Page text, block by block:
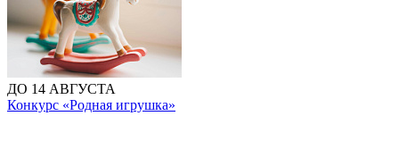
ДО 14 АВГУСТА
Конкурс «Родная игрушка»